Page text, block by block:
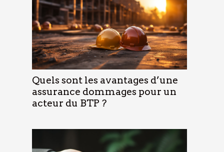
Quels sont les avantages d’une
assurance dommages pour un
acteur du BTP ?